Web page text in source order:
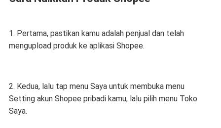
1. Pertama, pastikan kamu adalah penjual dan telah
mengupload produk ke aplikasi Shopee.
2. Kedua, lalu tap menu Saya untuk membuka menu
Setting akun Shopee pribadi kamu, lalu pilih menu Toko
Saya.